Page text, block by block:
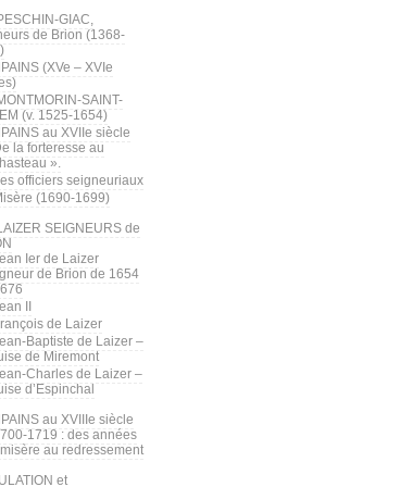
GIAC,
de Brion (1368-
(XVe – XVIe
SAINT-
(v. 1525-1654)
au XVIIe siècle
la forteresse au
».
officiers seigneuriaux
(1690-1699)
SEIGNEURS de
Ier de Laizer
de Brion de 1654
II
de Laizer
Baptiste de Laizer –
de Miremont
Charles de Laizer –
d’Espinchal
au XVIIIe siècle
1719 : des années
au redressement
et